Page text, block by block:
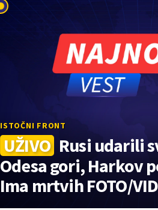
ISTOČNI FRONT
UŽIVO Rusi udarili
Odesa gori, Harkov
Ima mrtvih FOTO/